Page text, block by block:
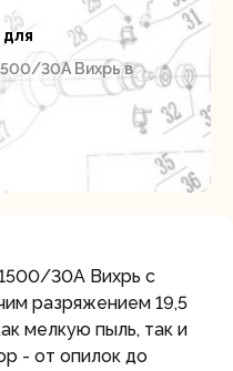
для
30А Вихрь в
30А Вихрь с
разряжением 19,5
мелкую пыль, так и
- от опилок до